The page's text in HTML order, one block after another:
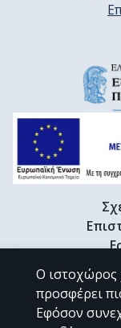
Ο ιστοχώρος
προσφέρει
Εφόσον